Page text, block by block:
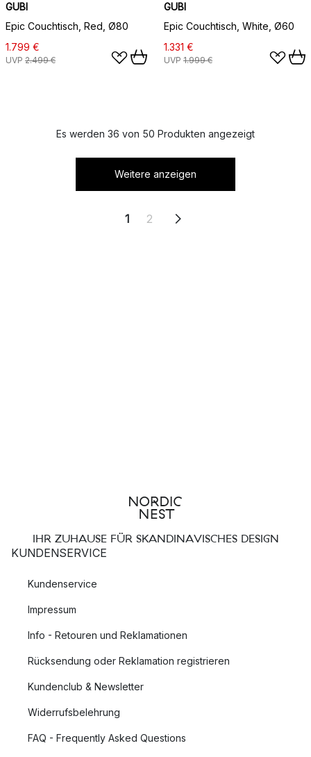
GUBI
Epic Couchtisch, Red, Ø80
1.799 €
UVP 2.499 €
GUBI
Epic Couchtisch, White, Ø60
1.331 €
UVP 1.999 €
Es werden 36 von 50 Produkten angezeigt
Weitere anzeigen
1 2
IHR ZUHAUSE FÜR SKANDINAVISCHES DESIGN
KUNDENSERVICE
Kundenservice
Impressum
Info - Retouren und Reklamationen
Rücksendung oder Reklamation registrieren
Kundenclub & Newsletter
Widerrufsbelehrung
FAQ - Frequently Asked Questions